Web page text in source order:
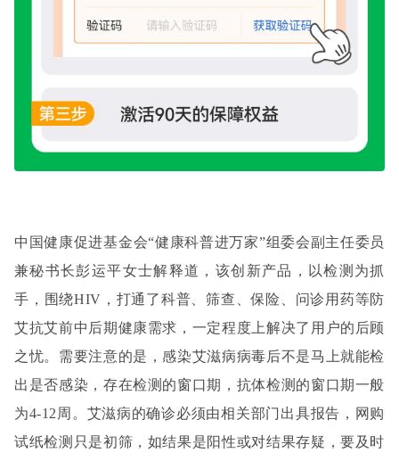
中国健康促进基金会“健康科普进万家”组委会副主任委员
兼秘书长彭运平女士解释道，该创新产品，以检测为抓
手，围绕HIV，打通了科普、筛查、保险、问诊用药等防
艾抗艾前中后期健康需求，一定程度上解决了用户的后顾
之忧。需要注意的是，感染艾滋病病毒后不是马上就能检
出是否感染，存在检测的窗口期，抗体检测的窗口期一般
为4-12周。艾滋病的确诊必须由相关部门出具报告，网购
试纸检测只是初筛，如结果是阳性或对结果存疑，要及时